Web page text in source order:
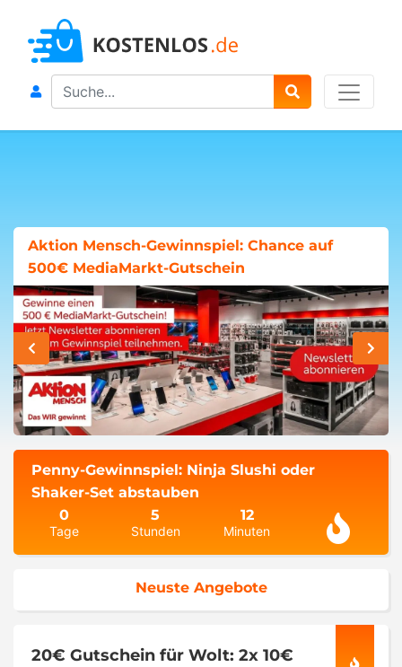
Search
Aktion Mensch-Gewinnspiel: Chance auf
500€ MediaMarkt-Gutschein
Penny-Gewinnspiel: Ninja Slushi oder
Shaker-Set abstauben
0
Tage
5
Stunden
12
Minuten
Neuste Angebote
20€ Gutschein für Wolt: 2x 10€